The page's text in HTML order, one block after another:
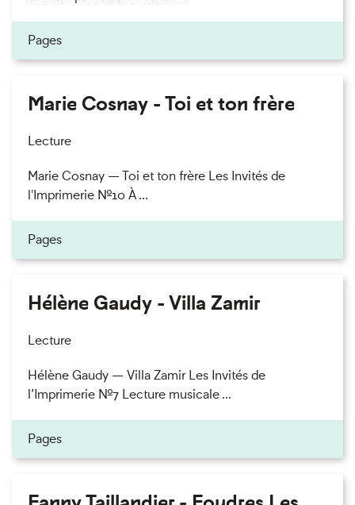
Pages
Marie Cosnay - Toi et ton frère
Lecture
Marie Cosnay — Toi et ton frère Les Invités de
l'Imprimerie n°10 À ...
Pages
Hélène Gaudy - Villa Zamir
Lecture
Hélène Gaudy — Villa Zamir Les Invités de
l’Imprimerie n°7 Lecture musicale ...
Pages